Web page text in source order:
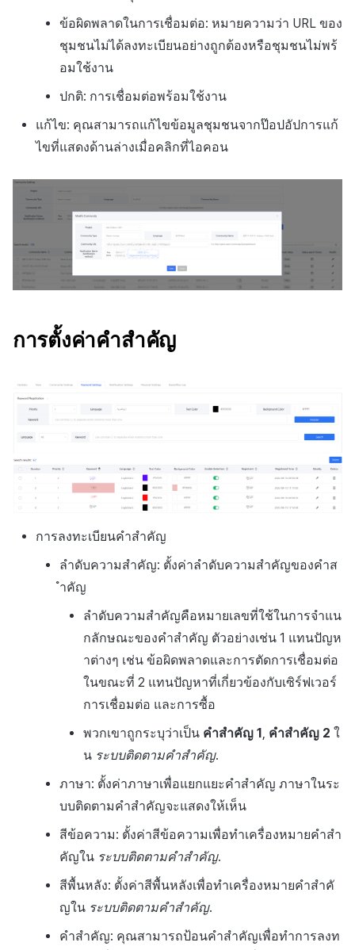
ข้อผิดพลาดในการเชื่อมต่อ: หมายความว่า URL ของ
ชุมชนไม่ได้ลงทะเบียนอย่างถูกต้องหรือชุมชนไม่พร้
อมใช้งาน
ปกติ: การเชื่อมต่อพร้อมใช้งาน
แก้ไข: คุณสามารถแก้ไขข้อมูลชุมชนจากป๊อปอัปการแก้
ไขที่แสดงด้านล่างเมื่อคลิกที่ไอคอน
การตั้งค่าคำสำคัญ
การลงทะเบียนคำสำคัญ
ลำดับความสำคัญ: ตั้งค่าลำดับความสำคัญของคำส
ำคัญ
ลำดับความสำคัญคือหมายเลขที่ใช้ในการจำแน
กลักษณะของคำสำคัญ ตัวอย่างเช่น 1 แทนปัญห
าต่างๆ เช่น ข้อผิดพลาดและการตัดการเชื่อมต่อ
ในขณะที่ 2 แทนปัญหาที่เกี่ยวข้องกับเซิร์ฟเวอร์
การเชื่อมต่อ และการซื้อ
พวกเขาถูกระบุว่าเป็น คำสำคัญ 1 , คำสำคัญ 2 ใ
น ระบบติดตามคำสำคัญ.
ภาษา: ตั้งค่าภาษาเพื่อแยกแยะคำสำคัญ ภาษาในระ
บบติดตามคำสำคัญจะแสดงให้เห็น
สีข้อความ: ตั้งค่าสีข้อความเพื่อทำเครื่องหมายคำสำ
คัญใน ระบบติดตามคำสำคัญ.
สีพื้นหลัง: ตั้งค่าสีพื้นหลังเพื่อทำเครื่องหมายคำสำคั
ญใน ระบบติดตามคำสำคัญ.
คำสำคัญ: คุณสามารถป้อนคำสำคัญเพื่อทำการลงท